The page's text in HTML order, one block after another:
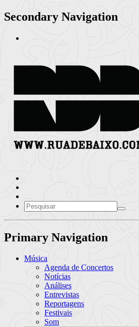
Secondary Navigation
Primary Navigation
Música
Agenda de Concertos
Notícias
Análises
Entrevistas
Reportagens
Festivais
Som